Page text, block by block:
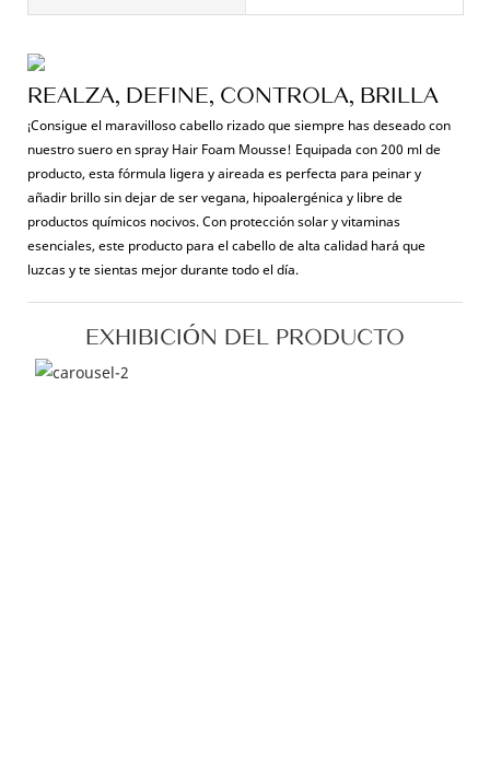
REALZA, DEFINE, CONTROLA, BRILLA
¡Consigue el maravilloso cabello rizado que siempre has deseado con
nuestro suero en spray Hair Foam Mousse! Equipada con 200 ml de
producto, esta fórmula ligera y aireada es perfecta para peinar y
añadir brillo sin dejar de ser vegana, hipoalergénica y libre de
productos químicos nocivos. Con protección solar y vitaminas
esenciales, este producto para el cabello de alta calidad hará que
luzcas y te sientas mejor durante todo el día.
EXHIBICIÓN DEL PRODUCTO